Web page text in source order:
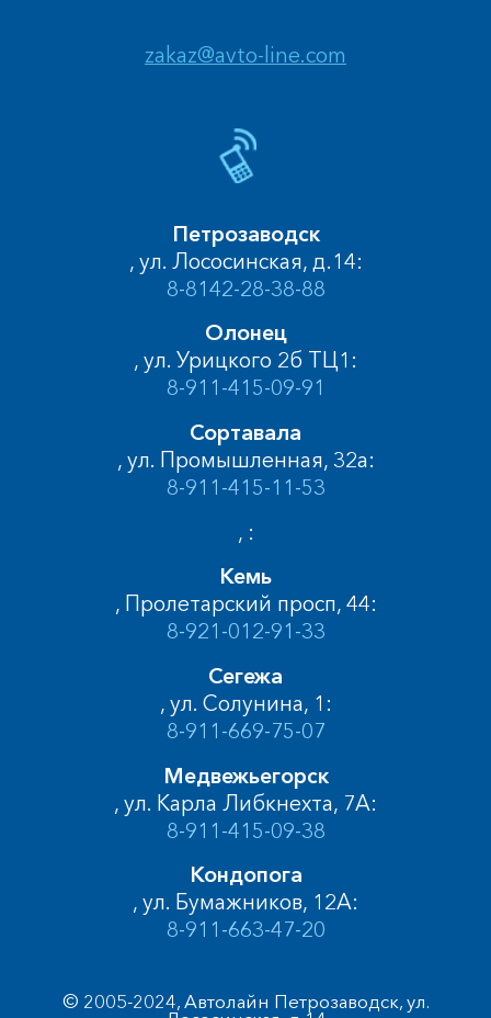
zakaz@avto-line.com
Петрозаводск
, ул. Лососинская, д.14:
8-8142-28-38-88
Олонец
, ул. Урицкого 2б ТЦ1:
8-911-415-09-91
Сортавала
, ул. Промышленная, 32а:
8-911-415-11-53
, :
Кемь
, Пролетарский просп, 44:
8-921-012-91-33
Сегежа
, ул. Солунина, 1:
8-911-669-75-07
Медвежьегорск
, ул. Карла Либкнехта, 7А:
8-911-415-09-38
Кондопога
, ул. Бумажников, 12А:
8-911-663-47-20
© 2005-2024, Автолайн Петрозаводск, ул.